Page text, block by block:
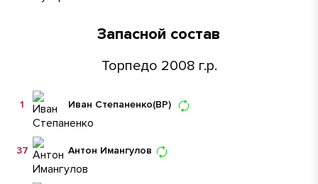
Запасной состав
Торпедо 2008 г.р.
Иван Степаненко(ВР)
1
Антон Имангулов
37